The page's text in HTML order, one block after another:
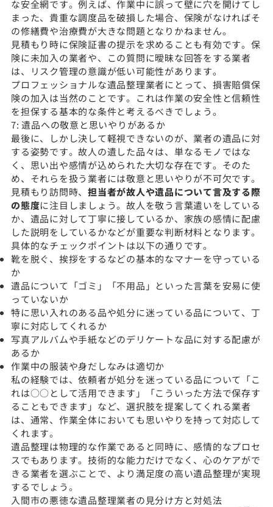
な安全網です。例えば、作業中に誤って壁に穴を開けてし
まった、貴重な調度品を破損した場合、保険がなければそ
の修繕費や治療費が大きな問題となりかねません。
見積もり時に保険証書の提示を求めることも有効です。保
険に未加入の業者や、この質問に曖昧な回答をする業者
は、リスク管理の意識が低い可能性があります。
プロフェッショナルな遺品整理業者にとって、損害賠償保
険の加入は当然のことです。これは作業の安全性と信頼性
を担保する基本的な条件と考えるべきでしょう。
7: 遺品への敬意と思いやりがあるか
最後に、しかし決して軽視できないのが、業者の遺品に対
する姿勢です。故人の遺した品々は、単なるモノではな
く、思い出や感情が込められた大切な存在です。そのた
め、それらを扱う業者には敬意と思いやりが不可欠です。
見積もり訪問時、 担当者が故人や遺品について言及する際
の態度に注目しましょう。故人を敬う言葉遣いをしている
か、遺品に対して丁寧に接しているか、家族の感情に配慮
した説明をしているかなどが重要な判断材料となります。
具体的なチェックポイントは以下の通りです。
靴を脱ぐ、挨拶をするなどの基本的なマナーを守っている
か
遺品について「ゴミ」「不用品」といった言葉を安易に使
っていないか
特に思い入れのある品や処分に迷っている品について、丁
寧に対応してくれるか
写真アルバムや手紙などのデリケートな品に対する配慮が
あるか
作業中の服装や身だしなみは適切か
私の経験では、依頼者が処分を迷っている品について「こ
れは○○として活用できます」「こういった方法で保存す
ることもできます」など、選択肢を提案してくれる業者
は、通常、作業全体においても思いやりを持って対応して
くれます。
遺品整理は物理的な作業であると同時に、感情的なプロセ
スでもあります。技術的な能力だけでなく、心のケアがで
きる業者を選ぶことで、より満足度の高い遺品整理が実現
するでしょう。
入間市の悪徳な遺品整理業者の見分け方と対処法